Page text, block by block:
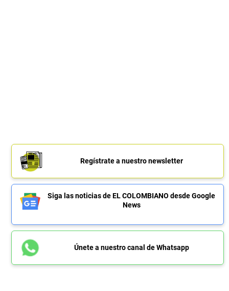
Regístrate a nuestro newsletter
Siga las noticias de EL COLOMBIANO desde Google
News
Únete a nuestro canal de Whatsapp